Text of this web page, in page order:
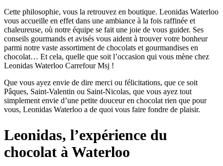
Cette philosophie, vous la retrouvez en boutique. Leonidas Waterloo
vous accueille en effet dans une ambiance à la fois raffinée et
chaleureuse, où notre équipe se fait une joie de vous guider. Ses
conseils gourmands et avisés vous aident à trouver votre bonheur
parmi notre vaste assortiment de chocolats et gourmandises en
chocolat… Et cela, quelle que soit l’occasion qui vous mène chez
Leonidas Waterloo Carrefour Msj !
Que vous ayez envie de dire merci ou félicitations, que ce soit
Pâques, Saint-Valentin ou Saint-Nicolas, que vous ayez tout
simplement envie d’une petite douceur en chocolat rien que pour
vous, Leonidas Waterloo a de quoi vous faire fondre de plaisir.
Leonidas, l’expérience du
chocolat à Waterloo